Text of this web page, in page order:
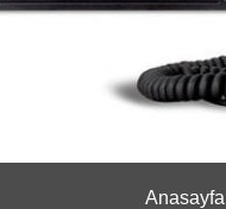
Anasayfa